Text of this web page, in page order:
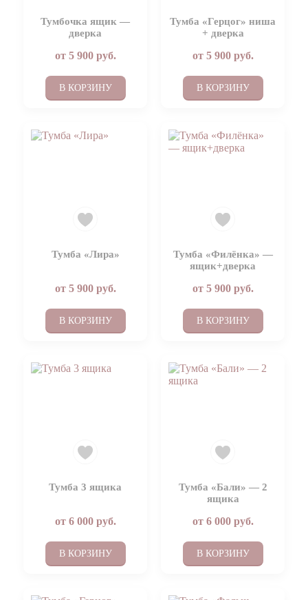
Тумбочка ящик —
дверка
от 5 900руб.
В КОРЗИНУ
Тумба «Герцог» ниша
+ дверка
от 5 900руб.
В КОРЗИНУ
Тумба «Лира»
от 5 900руб.
В КОРЗИНУ
Тумба «Филёнка» —
ящик+дверка
от 5 900руб.
В КОРЗИНУ
Тумба 3 ящика
от 6 000руб.
В КОРЗИНУ
Тумба «Бали» — 2
ящика
от 6 000руб.
В КОРЗИНУ